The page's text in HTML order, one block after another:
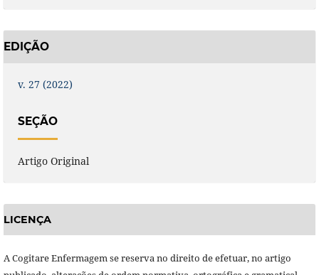
EDIÇÃO
v. 27 (2022)
SEÇÃO
Artigo Original
LICENÇA
A Cogitare Enfermagem se reserva no direito de efetuar, no artigo